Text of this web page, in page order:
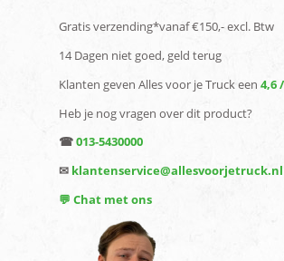
Gratis verzending*vanaf €150,- excl. Btw
14 Dagen niet goed, geld terug
Klanten geven Alles voor je Truck een 4,6
Heb je nog vragen over dit product?
☎013-5430000
✉ klantenservice@allesvoorjetruck.nl
💬 Chat met ons